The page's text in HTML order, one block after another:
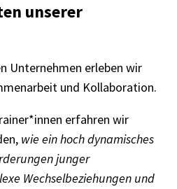
unse­rer
Unter­neh­men erle­ben wir
und Kolla­bo­ra­tion.
erfah­ren wir
wie ein hoch dyna­mi­sches
junger
Wech­sel­be­zie­hun­gen und